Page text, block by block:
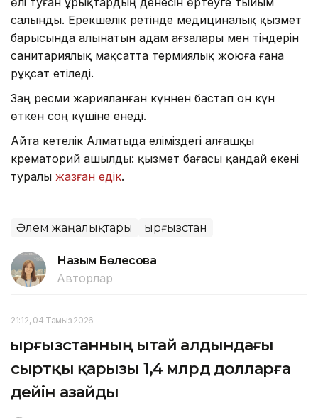
салынды. Ерекшелік ретінде медициналық қызмет
барысында алынатын адам ағзалары мен тіндерін
санитариялық мақсатта термиялық жоюға ғана
рұқсат етіледі.
Заң ресми жарияланған күннен бастап он күн
өткен соң күшіне енеді.
Айта кетелік Алматыда еліміздегі алғашқы
крематорий ашылды: қызмет бағасы қандай екені
туралы жазған едік.
Әлем жаңалықтары Қырғызстан
Назым Бөлесова
Авторлар
21:12, 04 Тамыз 2026
Қырғызстанның Қытай алдындағы
сыртқы қарызы 1,4 млрд долларға
дейін азайды